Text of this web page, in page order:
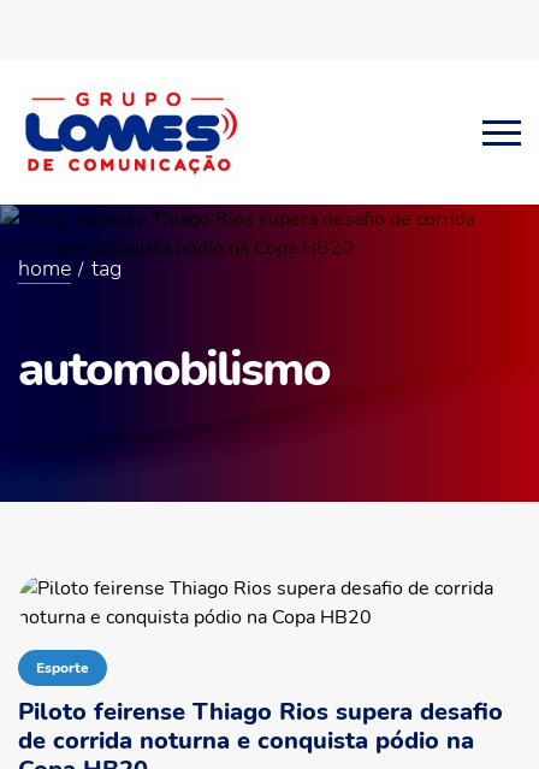
home tag
automobilismo
Esporte
Piloto feirense Thiago Rios supera desafio
de corrida noturna e conquista pódio na